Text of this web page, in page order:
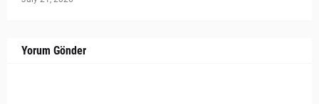
Yorum Gönder